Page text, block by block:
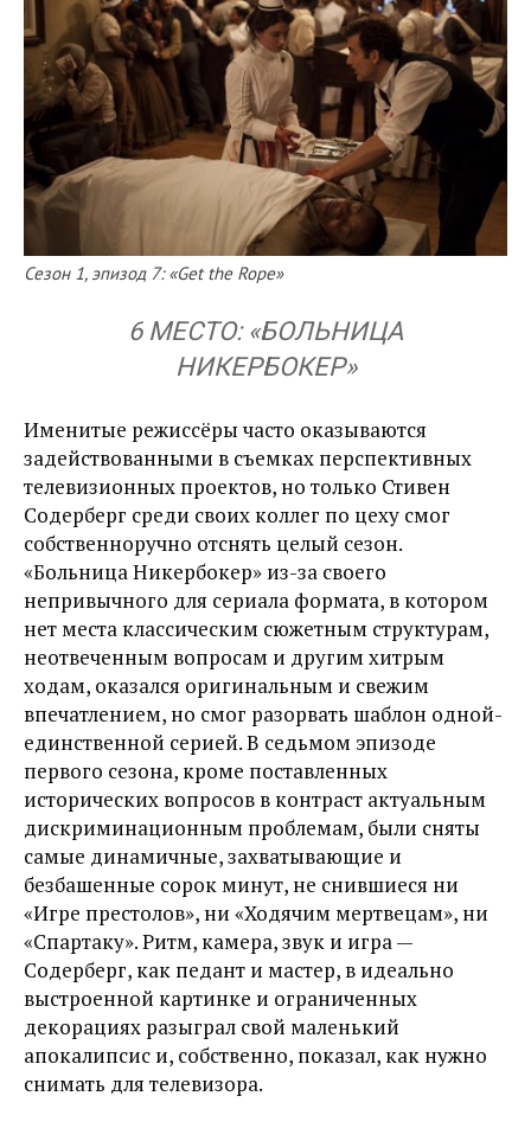
Сезон 1, эпизод 7: «Get the Rope»
6 МЕСТО: «БОЛЬНИЦА
НИКЕРБОКЕР»
Именитые режиссёры часто оказываются
задействованными в съемках перспективных
телевизионных проектов, но только Стивен
Содерберг среди своих коллег по цеху смог
собственноручно отснять целый сезон.
«Больница Никербокер» из-за своего
непривычного для сериала формата, в котором
нет места классическим сюжетным структурам,
неотвеченным вопросам и другим хитрым
ходам, оказался оригинальным и свежим
впечатлением, но смог разорвать шаблон одной-
единственной серией. В седьмом эпизоде
первого сезона, кроме поставленных
исторических вопросов в контраст актуальным
дискриминационным проблемам, были сняты
самые динамичные, захватывающие и
безбашенные сорок минут, не снившиеся ни
«Игре престолов», ни «Ходячим мертвецам», ни
«Спартаку». Ритм, камера, звук и игра —
Содерберг, как педант и мастер, в идеально
выстроенной картинке и ограниченных
декорациях разыграл свой маленький
апокалипсис и, собственно, показал, как нужно
снимать для телевизора.